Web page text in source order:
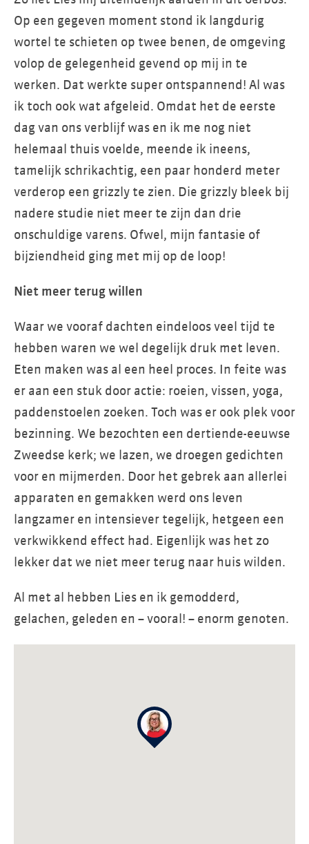
Op een gegeven moment stond ik langdurig
wortel te schieten op twee benen, de omgeving
volop de gelegenheid gevend op mij in te
werken. Dat werkte super ontspannend! Al was
ik toch ook wat afgeleid. Omdat het de eerste
dag van ons verblijf was en ik me nog niet
helemaal thuis voelde, meende ik ineens,
tamelijk schrikachtig, een paar honderd meter
verderop een grizzly te zien. Die grizzly bleek bij
nadere studie niet meer te zijn dan drie
onschuldige varens. Ofwel, mijn fantasie of
bijziendheid ging met mij op de loop!
Niet meer terug willen
Waar we vooraf dachten eindeloos veel tijd te
hebben waren we wel degelijk druk met leven.
Eten maken was al een heel proces. In feite was
er aan een stuk door actie: roeien, vissen, yoga,
paddenstoelen zoeken. Toch was er ook plek voor
bezinning. We bezochten een dertiende-eeuwse
Zweedse kerk; we lazen, we droegen gedichten
voor en mijmerden. Door het gebrek aan allerlei
apparaten en gemakken werd ons leven
langzamer en intensiever tegelijk, hetgeen een
verkwikkend effect had. Eigenlijk was het zo
lekker dat we niet meer terug naar huis wilden.
Al met al hebben Lies en ik gemodderd,
gelachen, geleden en – vooral! – enorm genoten.